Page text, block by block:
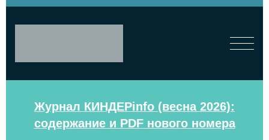
Журнал КИНДЕРinfo (весна 2026):
содержание и PDF нового номера